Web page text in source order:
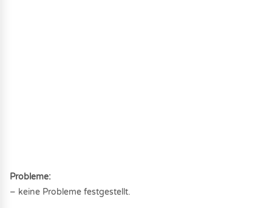
Probleme:
– keine Probleme festgestellt.